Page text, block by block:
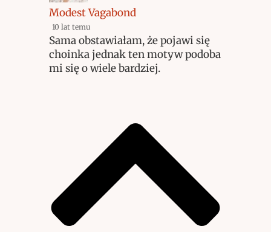
Modest Vagabond
10 lat temu
Sama obstawiałam, że pojawi się
choinka jednak ten motyw podoba
mi się o wiele bardziej.